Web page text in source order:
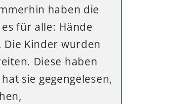
haben die
für alle: Hände
Kinder wurden
Diese haben
sie gegengelesen,